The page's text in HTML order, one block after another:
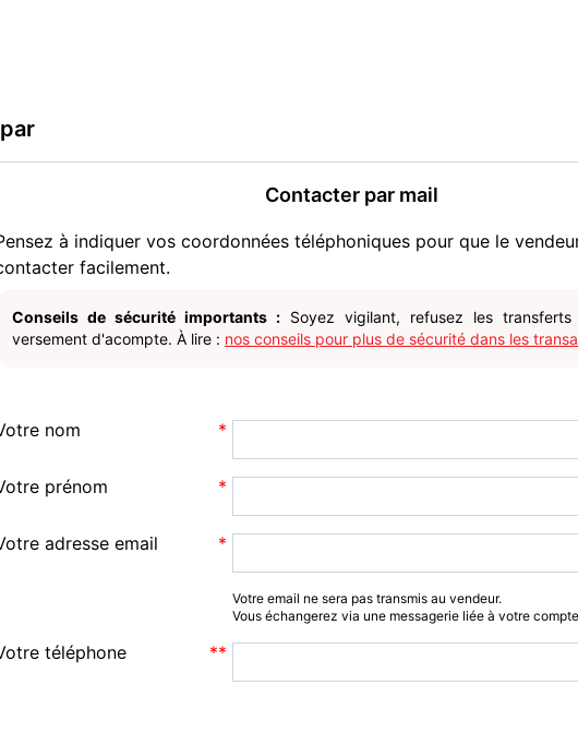
Contacter par mail
à indiquer vos coordonnées téléphoniques pour que le
facilement.
Conseils de sécurité importants : Soyez vigilant, refusez les
versement d'acompte. À lire : nos conseils pour plus de sécurité dans les
nom
prénom
adresse email
Votre email ne sera pas transmis au vendeur.
Vous échangerez via une messagerie liée à votre
téléphone